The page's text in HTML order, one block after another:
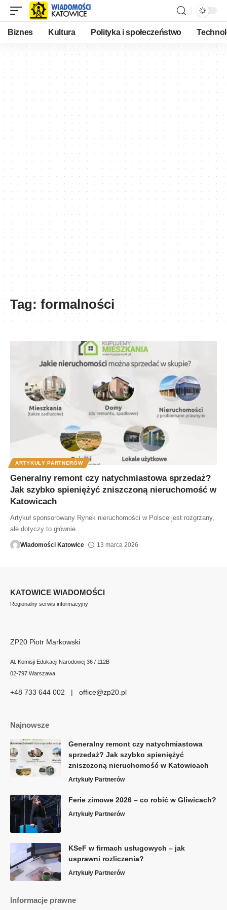
Biznes Kultura Polityka i społeczeństwo
Tag: formalności
ARTYKUŁY PARTNERÓW
Generalny remont czy natychmiastowa sprzedaż?
Jak szybko spieniężyć zniszczoną nieruchomość w
Katowicach
Artykuł sponsorowany Rynek nieruchomości w Polsce jest rozgrzany,
ale dotyczy to głównie
Wiadomości Katowice 13 marca 2026
KATOWICE WIADOMOŚCI
Regionalny serwis informacyjny
ZP20 Piotr Markowski
Al. Komisji Edukacji Narodowej 36 / 112B
02-797 Warszawa
+48 733 644 002 | office@zp20.pl
Najnowsze
Generalny remont czy natychmiastowa
sprzedaż? Jak szybko spieniężyć
zniszczoną nieruchomość w Katowicach
Artykuły Partnerów
Ferie zimowe 2026 – co robić w Gliwicach?
Artykuły Partnerów
KSeF w firmach usługowych – jak
usprawni rozliczenia?
Artykuły Partnerów
Informacje prawne